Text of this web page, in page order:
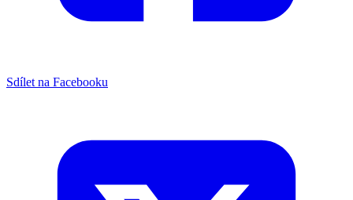
Sdílet na Facebooku